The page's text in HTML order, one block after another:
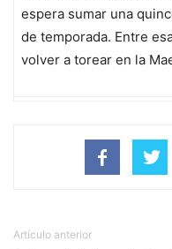
espera sumar una
de temporada. Entre
volver a torear en la
Artículo anterior